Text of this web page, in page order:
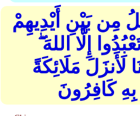
مِن بَيْنِ أَيْدِيهِمْ
إِلَّا اللهَ
لَأَنزَلَ مَلَائِكَةً
بِهِ كَافِرُونَ